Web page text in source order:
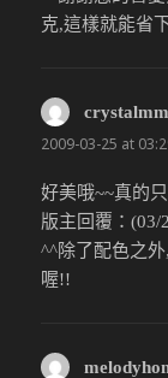
克,這樣就能省
crystalmm
2009-03-25 at
好美哦~~真的
版主回覆：(03/
^^除了配色之
喔!!